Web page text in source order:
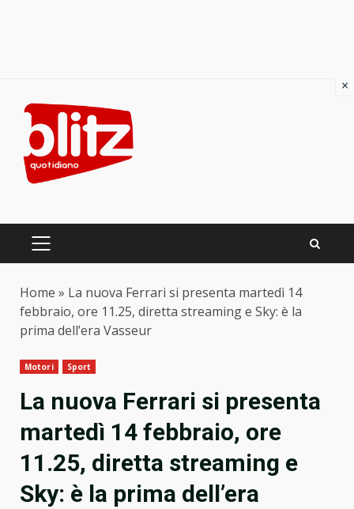
content
PRIMARY
Home » La nuova Ferrari si presenta martedì 14
febbraio, ore 11.25, diretta streaming e Sky: è la
prima dell’era Vasseur
Motori Sport
La nuova Ferrari si presenta
martedì 14 febbraio, ore
11.25, diretta streaming e
Sky: è la prima dell’era
×